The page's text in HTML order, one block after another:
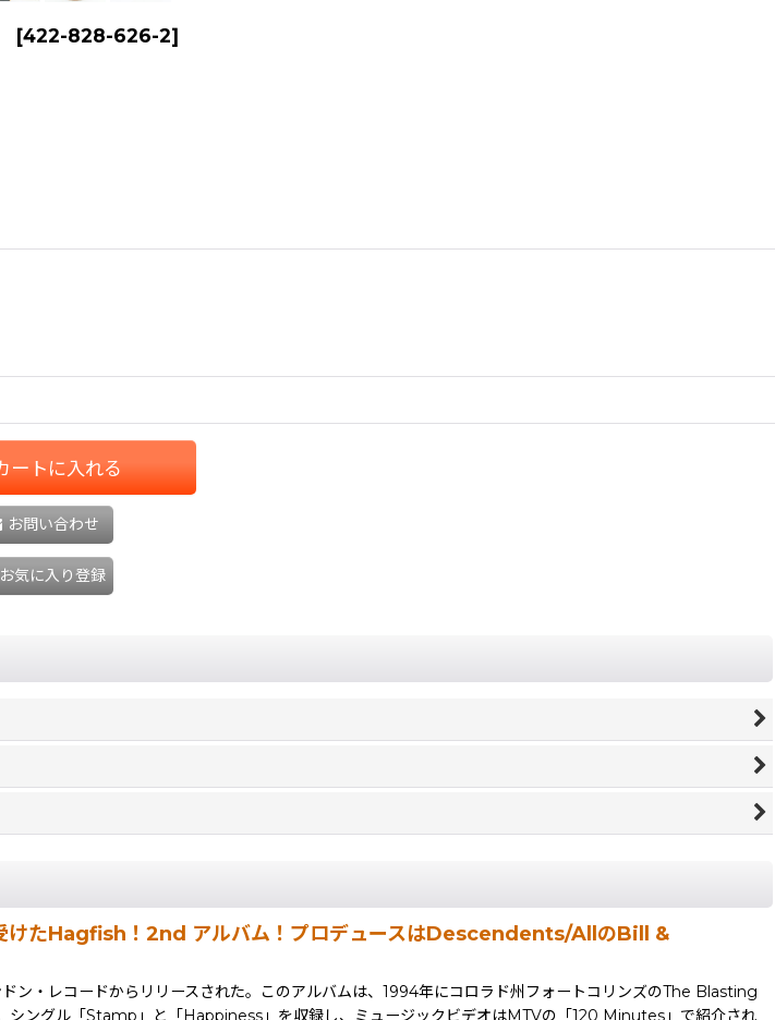
[422-828-626-2]
ートに入れる
お問い合わせ
お気に入り登録
けたHagfish！2nd アルバム！プロデュースはDescendents/AllのBill &
・レコードからリリースされた。このアルバムは、1994年にコロラド州フォートコリンズのThe Blasting
グル「Stamp」と「Happiness」を収録し、ミュージックビデオはMTVの「120 Minutes」で紹介され